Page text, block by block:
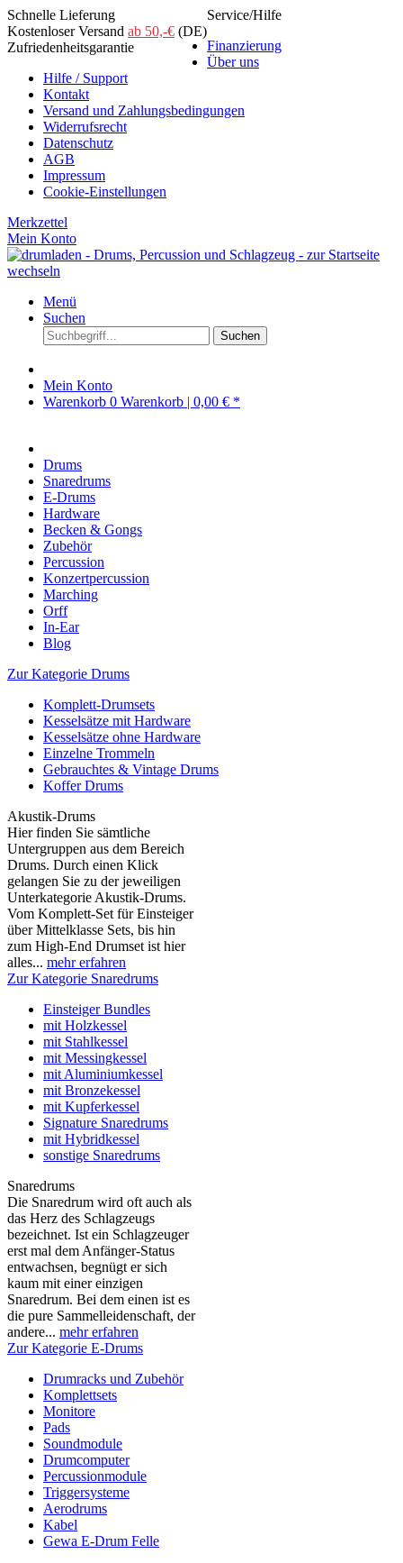
Schnelle Lieferung
Kostenloser Versand ab 50,-€ (DE)
Zufriedenheitsgarantie
Service/Hilfe
Finanzierung
Über uns
Hilfe / Support
Kontakt
Versand und Zahlungsbedingungen
Widerrufsrecht
Datenschutz
AGB
Impressum
Cookie-Einstellungen
Merkzettel
Mein Konto
Menü
Suchen
Suchen
Mein Konto
Warenkorb 0 Warenkorb | 0,00 € *
Drums
Snaredrums
E-Drums
Hardware
Becken & Gongs
Zubehör
Percussion
Konzertpercussion
Marching
Orff
In-Ear
Blog
Zur Kategorie Drums
Komplett-Drumsets
Kesselsätze mit Hardware
Kesselsätze ohne Hardware
Einzelne Trommeln
Gebrauchtes & Vintage Drums
Koffer Drums
Akustik-Drums
Hier finden Sie sämtliche
Untergruppen aus dem Bereich
Drums. Durch einen Klick
gelangen Sie zu der jeweiligen
Unterkategorie Akustik-Drums.
Vom Komplett-Set für Einsteiger
über Mittelklasse Sets, bis hin
zum High-End Drumset ist hier
alles... mehr erfahren
Zur Kategorie Snaredrums
Einsteiger Bundles
mit Holzkessel
mit Stahlkessel
mit Messingkessel
mit Aluminiumkessel
mit Bronzekessel
mit Kupferkessel
Signature Snaredrums
mit Hybridkessel
sonstige Snaredrums
Snaredrums
Die Snaredrum wird oft auch als
das Herz des Schlagzeugs
bezeichnet. Ist ein Schlagzeuger
erst mal dem Anfänger-Status
entwachsen, begnügt er sich
kaum mit einer einzigen
Snaredrum. Bei dem einen ist es
die pure Sammelleidenschaft, der
andere... mehr erfahren
Zur Kategorie E-Drums
Drumracks und Zubehör
Komplettsets
Monitore
Pads
Soundmodule
Drumcomputer
Percussionmodule
Triggersysteme
Aerodrums
Kabel
Gewa E-Drum Felle